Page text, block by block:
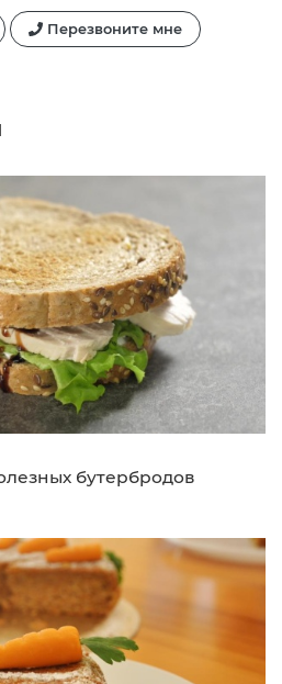
Перезвоните мне
бутербродов